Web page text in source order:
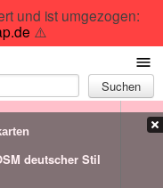
und ist umgezogen:
⚠️
Suchen
deutscher Stil